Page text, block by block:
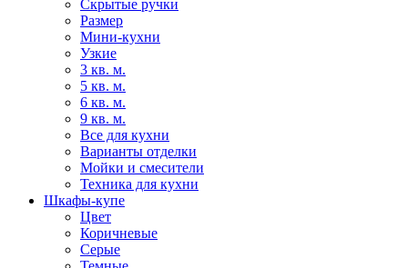
Скрытые ручки
Размер
Мини-кухни
Узкие
3 кв. м.
5 кв. м.
6 кв. м.
9 кв. м.
Все для кухни
Варианты отделки
Мойки и смесители
Техника для кухни
Шкафы-купе
Цвет
Коричневые
Серые